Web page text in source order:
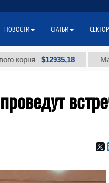
$12935,18 Мазут
НОВОСТИ СТАТЬИ